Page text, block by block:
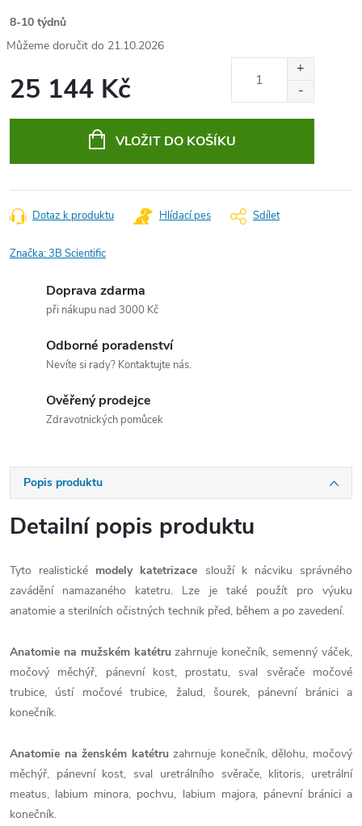
8-10 týdnů
21.10.2026
25 144 Kč
VLOŽIT DO KOŠÍKU
Dotaz k produktu Hlídací pes Sdílet
Značka:3B Scientific
Doprava zdarma
při nákupu nad 3000 Kč
Odborné poradenství
Nevíte si rady? Kontaktujte nás.
Ověřený prodejce
Zdravotnických pomůcek
Popis produktu
Detailní popis produktu
Tyto realistické modely katetrizace slouží k nácviku správného
zavádění namazaného katetru. Lze je také použít pro výuku
anatomie a sterilních očistných technik před, během a po zavedení.
Anatomie na mužském katétruzahrnuje konečník, semenný váček,
močový měchýř, pánevní kost, prostatu, sval svěrače močové
trubice, ústí močové trubice, žalud, šourek, pánevní bránici a
konečník.
Anatomie na ženském katétruzahrnuje konečník, dělohu, močový
měchýř, pánevní kost, sval uretrálního svěrače, klitoris, uretrální
meatus, labium minora, pochvu, labium majora, pánevní bránici a
konečník.